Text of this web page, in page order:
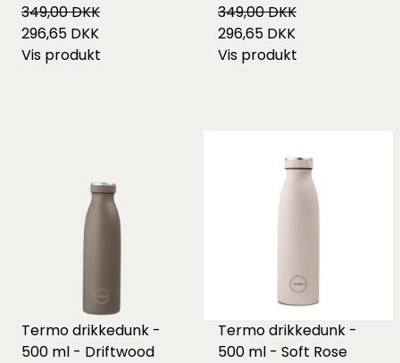
349,00 DKK
296,65 DKK
Vis produkt
349,00 DKK
296,65 DKK
Vis produkt
Termo drikkedunk -
500 ml - Driftwood
Termo drikkedunk -
500 ml - Soft Rose